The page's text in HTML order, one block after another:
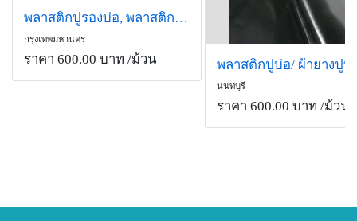
พลาสติกปูรองบ่อ, พลาสติกกันชื้น, สแลน ตาข่ายกรองแสง, พลาสติก
กรุงเทพมหานคร
ราคา 600.00 บาท /ม้วน
นนทบุรี
ราคา 600.00 บาท /ม้วน